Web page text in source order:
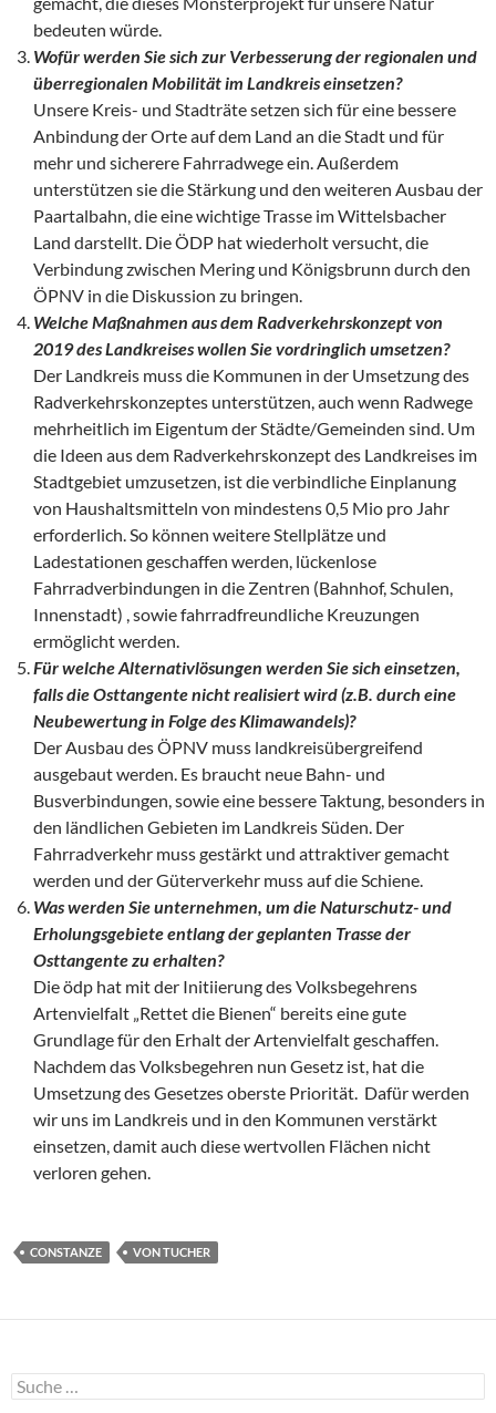
bedeuten würde.
Wofür werden Sie sich zur Verbesserung der regionalen und
überregionalen Mobilität im Landkreis einsetzen?
Unsere Kreis- und Stadträte setzen sich für eine bessere
Anbindung der Orte auf dem Land an die Stadt und für
mehr und sicherere Fahrradwege ein. Außerdem
unterstützen sie die Stärkung und den weiteren Ausbau der
Paartalbahn, die eine wichtige Trasse im Wittelsbacher
Land darstellt. Die ÖDP hat wiederholt versucht, die
Verbindung zwischen Mering und Königsbrunn durch den
ÖPNV in die Diskussion zu bringen.
Welche Maßnahmen aus dem Radverkehrskonzept von
2019 des Landkreises wollen Sie vordringlich umsetzen?
Der Landkreis muss die Kommunen in der Umsetzung des
Radverkehrskonzeptes unterstützen, auch wenn Radwege
mehrheitlich im Eigentum der Städte/Gemeinden sind. Um
die Ideen aus dem Radverkehrskonzept des Landkreises im
Stadtgebiet umzusetzen, ist die verbindliche Einplanung
von Haushaltsmitteln von mindestens 0,5 Mio pro Jahr
erforderlich. So können weitere Stellplätze und
Ladestationen geschaffen werden, lückenlose
Fahrradverbindungen in die Zentren (Bahnhof, Schulen,
Innenstadt) , sowie fahrradfreundliche Kreuzungen
ermöglicht werden.
Für welche Alternativlösungen werden Sie sich einsetzen,
falls die Osttangente nicht realisiert wird (z.B. durch eine
Neubewertung in Folge des Klimawandels)?
Der Ausbau des ÖPNV muss landkreisübergreifend
ausgebaut werden. Es braucht neue Bahn- und
Busverbindungen, sowie eine bessere Taktung, besonders in
den ländlichen Gebieten im Landkreis Süden. Der
Fahrradverkehr muss gestärkt und attraktiver gemacht
werden und der Güterverkehr muss auf die Schiene.
Was werden Sie unternehmen, um die Naturschutz- und
Erholungsgebiete entlang der geplanten Trasse der
Osttangente zu erhalten?
Die ödp hat mit der Initiierung des Volksbegehrens
Artenvielfalt „Rettet die Bienen“ bereits eine gute
Grundlage für den Erhalt der Artenvielfalt geschaffen.
Nachdem das Volksbegehren nun Gesetz ist, hat die
Umsetzung des Gesetzes oberste Priorität. Dafür werden
wir uns im Landkreis und in den Kommunen verstärkt
einsetzen, damit auch diese wertvollen Flächen nicht
verloren gehen.
CONSTANZE VON TUCHER
Suche
nach: